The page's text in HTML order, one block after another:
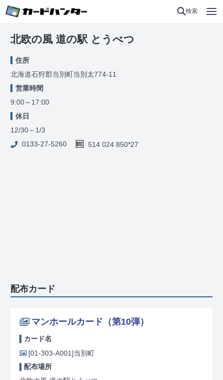
検索
北欧の風 道の駅 とうべつ
住所
北海道石狩郡当別町当別太774-11
営業時間
9:00～17:00
休日
12/30～1/3
0133-27-5260
514 024 850*27
配布カード
マンホールカード（第10弾）
カード名
[01-303-A001]当別町
配布場所